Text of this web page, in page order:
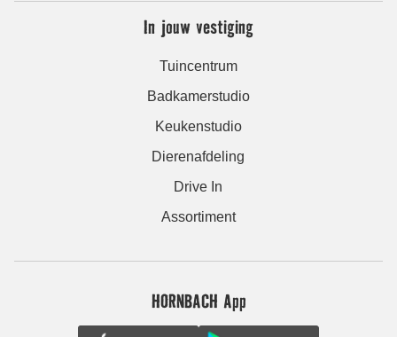
In jouw vestiging
Tuincentrum
Badkamerstudio
Keukenstudio
Dierenafdeling
Drive In
Assortiment
HORNBACH App